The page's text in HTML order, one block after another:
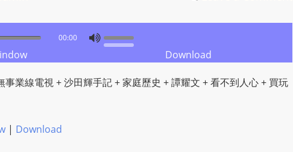
A
N
talkonly
00:00
Download
事業線電視 + 沙田輝手記 + 家庭歷史 + 譚耀文 + 看不到人心 + 買玩
| Download